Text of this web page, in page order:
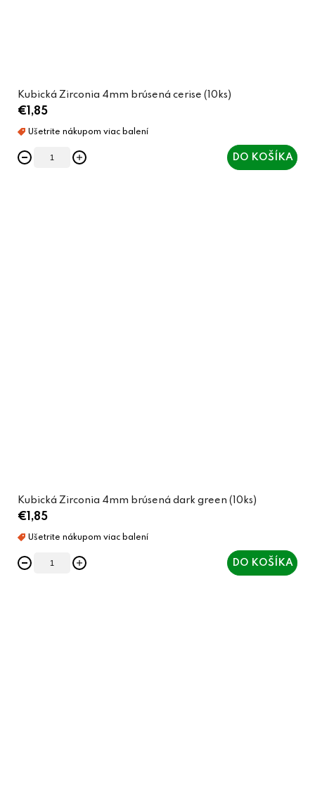
Kubická Zirconia 4mm brúsená cerise (10ks)
€1,85
DO KOŠÍKA
Kubická Zirconia 4mm brúsená dark green (10ks)
€1,85
DO KOŠÍKA